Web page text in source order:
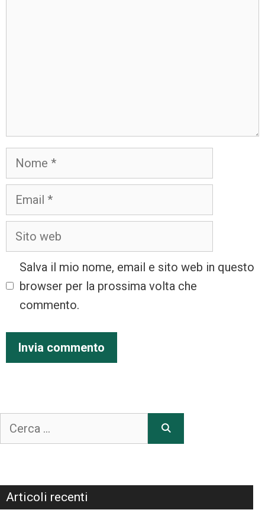
Salva il mio nome, email e sito web in questo
browser per la prossima volta che
commento.
Articoli recenti